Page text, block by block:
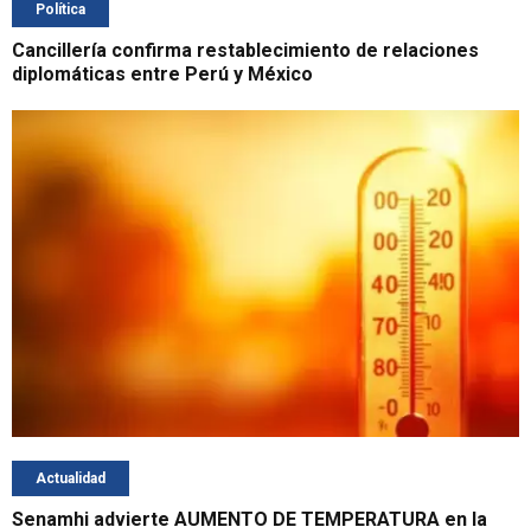
Política
Cancillería confirma restablecimiento de relaciones
diplomáticas entre Perú y México
Actualidad
Senamhi advierte AUMENTO DE TEMPERATURA en la